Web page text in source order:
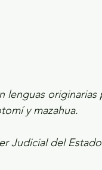
originarias
y mazahua.
Judicial del